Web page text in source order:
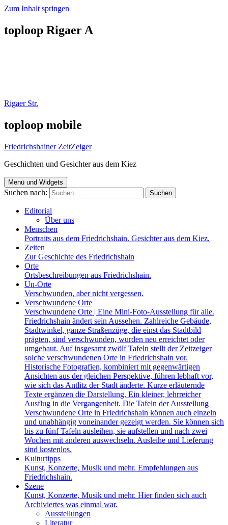
Zum Inhalt springen
toploop Rigaer A
Rigaer Str.
toploop mobile
Friedrichshainer ZeitZeiger
Geschichten und Gesichter aus dem Kiez
Menü und Widgets
Suchen nach:
Editorial
Über uns
Menschen
Portraits aus dem Friedrichshain. Gesichter aus dem Kiez.
Zeiten
Zur Geschichte des Friedrichshain
Orte
Ortsbeschreibungen aus Friedrichshain.
Un-Orte
Verschwunden, aber nicht vergessen.
Verschwundene Orte
Verschwundene Orte | Eine Mini-Foto-Ausstellung für alle.
Friedrichshain ändert sein Aussehen. Zahlreiche Gebäude,
Stadtwinkel, ganze Straßenzüge, die einst das Stadtbild
prägten, sind verschwunden, wurden neu erreichtet oder
umgebaut. Auf insgesamt zwölf Tafeln stellt der Zeitzeiger
solche verschwundenen Orte in Friedrichshain vor.
Historische Fotografien, kombiniert mit gegenwärtigen
Ansichten aus der gleichen Perspektive, führen lebhaft vor,
wie sich das Antlitz der Stadt änderte. Kurze erläuternde
Texte ergänzen die Darstellung. Ein kleiner, lehrreicher
Ausflug in die Vergangenheit. Die Tafeln der Ausstellung
Verschwundene Orte in Friedrichshain können auch einzeln
und unabhängig voneinander gezeigt werden. Sie können sich
bis zu fünf Tafeln ausleihen, sie aufstellen und nach zwei
Wochen mit anderen auswechseln. Ausleihe und Lieferung
sind kostenlos.
Kulturtipps
Kunst, Konzerte, Musik und mehr. Empfehlungen aus
Friedrichshain.
Szene
Kunst, Konzerte, Musik und mehr. Hier finden sich auch
Archiviertes was einmal war.
Ausstellungen
Literatur